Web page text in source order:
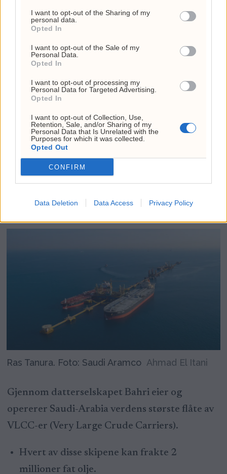
I want to opt-out of the Sharing of my
personal data.
Opted In
I want to opt-out of the Sale of my
Personal Data.
Opted In
I want to opt-out of processing my
Personal Data for Targeted Advertising.
Opted In
I want to opt-out of Collection, Use,
Retention, Sale, and/or Sharing of my
Personal Data that Is Unrelated with the
Purposes for which it was collected.
Opted Out
CONFIRM
Data Deletion Data Access Privacy Policy
utskipningshavnene på planeten.
plassert i Den persiske gulf. Her kan de laste
over 6,5 millioner fat hver eneste dag. Det er
herfra "blodet" i verdensøkonomien pumpes
ut til Asia og Europa.
Yanbu:Terminalen ved Rødehavet som
fungerer som Aramcos port mot vest. Med
massive lagringsanlegg og dypvannskaiene
her, sikrer de at de alltid har olje "klar til
Ras Tanura. Foto: Saudi Aramco Ahmad El Itani
Gjennom datterselskapet Bahri eier og
opererer Saudi-Arabia verdens største flåte av
VLCC-er (Very Large Crude Carriers).
Hvert av disse skipene kan frakte 2
millioner fat olje.